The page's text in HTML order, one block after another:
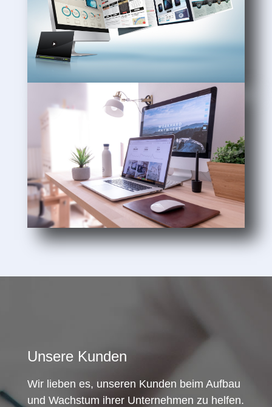
Unsere Kunden
Wir lieben es, unseren Kunden beim Aufbau
und Wachstum ihrer Unternehmen zu helfen.